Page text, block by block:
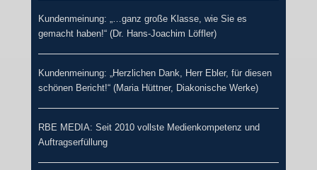
Kundenmeinung: „…ganz große Klasse, wie Sie es
gemacht haben!“ (Dr. Hans-Joachim Löffler)
Kundenmeinung: „Herzlichen Dank, Herr Ebler, für diesen
schönen Bericht!“ (Maria Hüttner, Diakonische Werke)
RBE MEDIA: Seit 2010 vollste Medienkompetenz und
Auftragserfüllung